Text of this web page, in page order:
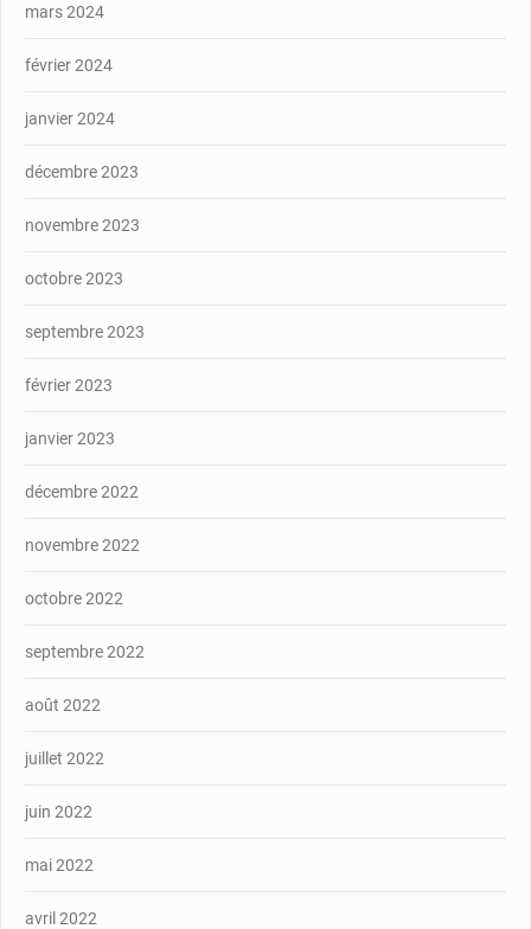
mars 2024
février 2024
janvier 2024
décembre 2023
novembre 2023
octobre 2023
septembre 2023
février 2023
janvier 2023
décembre 2022
novembre 2022
octobre 2022
septembre 2022
août 2022
juillet 2022
juin 2022
mai 2022
avril 2022